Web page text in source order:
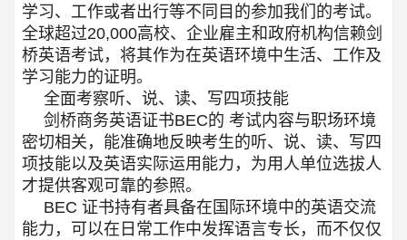
学习、工作或者出行等不同目的参加我们的考试。
全球超过20,000高校、企业雇主和政府机构信赖剑
桥英语考试，将其作为在英语环境中生活、工作及
学习能力的证明。
全面考察听、说、读、写四项技能
剑桥商务英语证书BEC的 考试内容与职场环境
密切相关，能准确地反映考生的听、说、读、写四
项技能以及英语实际运用能力，为用人单位选拔人
才提供客观可靠的参照。
BEC 证书持有者具备在国际环境中的英语交流
能力，可以在日常工作中发挥语言专长，而不仅仅